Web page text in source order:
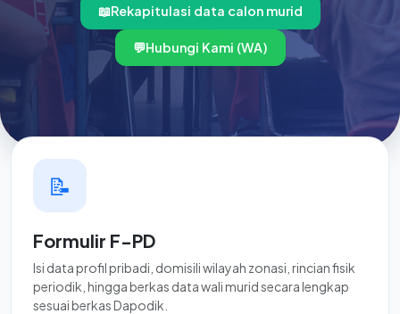
📖Rekapitulasi data calon murid
💬Hubungi Kami (WA)
📝
Formulir F-PD
Isi data profil pribadi, domisili wilayah zonasi, rincian fisik
periodik, hingga berkas data wali murid secara lengkap
sesuai berkas Dapodik.